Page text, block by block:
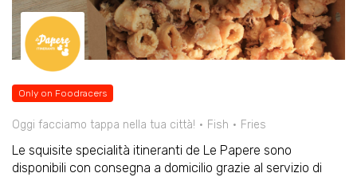
Only on Foodracers
Oggi facciamo tappa nella tua città! Fish Fries
Le squisite specialità itineranti de Le Papere sono
disponibili con consegna a domicilio grazie al servizio di